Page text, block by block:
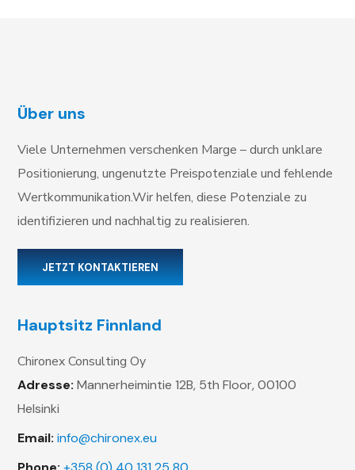
Über uns
Viele Unternehmen verschenken Marge – durch unklare
Positionierung, ungenutzte Preispotenziale und fehlende
Wertkommunikation.Wir helfen, diese Potenziale zu
identifizieren und nachhaltig zu realisieren.
JETZT KONTAKTIEREN
Hauptsitz Finnland
Chironex Consulting Oy
Adresse: Mannerheimintie 12B, 5th Floor,00100
Helsinki
Email: info@chironex.eu